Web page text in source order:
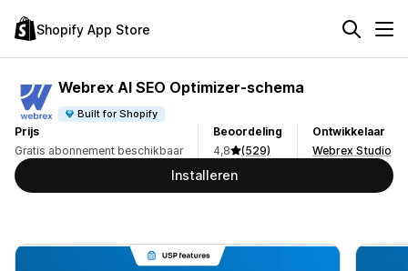
Shopify App Store
Webrex AI SEO Optimizer‑schema
Built for Shopify
Prijs
Gratis abonnement beschikbaar
Beoordeling
4,8
(529)
Ontwikkelaar
Webrex Studio
Installeren